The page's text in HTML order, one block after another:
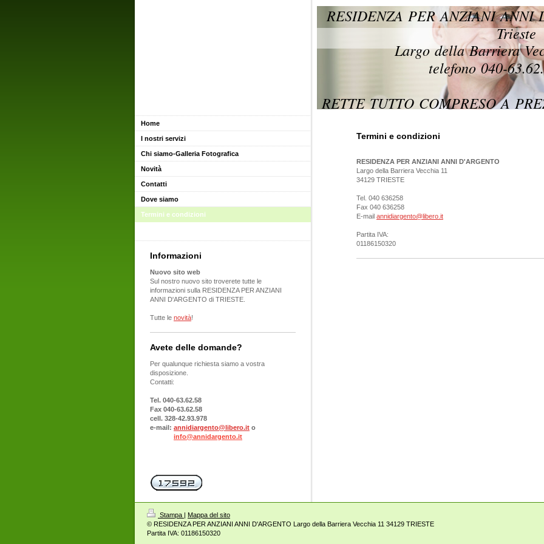
RESIDENZA PER ANZIANI ANNI
Trieste
Largo della Barriera
telefono 040-
RETTE TUTTO COMPRESO A
Termini e condizioni
RESIDENZA PER ANZIANI ANNI D'ARGENTO
Largo della Barriera Vecchia 11
34129 TRIESTE
Tel. 040 636258
Fax 040 636258
E-mail annidiargento@libero.it
Partita IVA:
01186150320
Home
I nostri servizi
Chi siamo-Galleria Fotografica
Novità
Contatti
Dove siamo
Termini e condizioni
Informazioni
Nuovo sito web
Sul nostro nuovo sito troverete tutte le
informazioni sulla RESIDENZA PER ANZIANI
ANNI D'ARGENTO di TRIESTE.
Tutte le novità!
Avete delle domande?
Per qualunque richiesta siamo a vostra
disposizione.
Contatti:
Tel. 040-63.62.58
Fax 040-63.62.58
cell. 328-42.93.978
e-mail: annidiargento@libero.it o
info@annidargento.it
Stampa | Mappa del sito
© RESIDENZA PER ANZIANI ANNI D'ARGENTO Largo della Barriera Vecchia 11 34129 TRIESTE
Partita IVA: 01186150320